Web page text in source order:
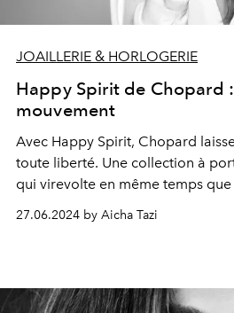
JOAILLERIE & HORLOGERIE
Happy Spirit de Chopard
mouvement
Avec Happy Spirit, Chopard
toute liberté. Une collection à
qui virevolte en même temps
27.06.2024 by Aicha Tazi